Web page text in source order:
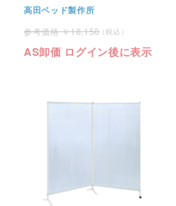
高田ベッド製作所
18,150
AS卸価 ログイン後に表示